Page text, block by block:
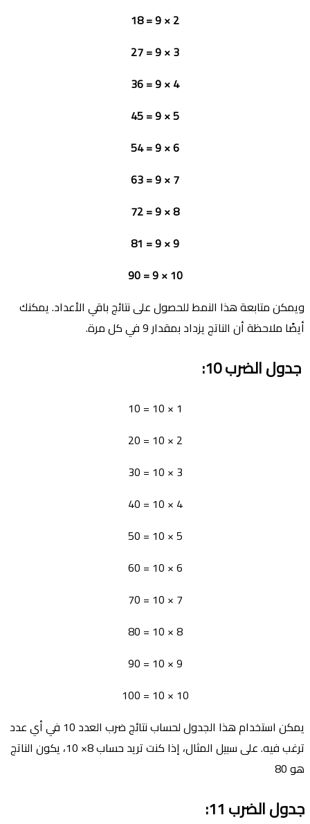
2 × 9 = 18
3 × 9 = 27
4 × 9 = 36
5 × 9 = 45
6 × 9 = 54
7 × 9 = 63
8 × 9 = 72
9 × 9 = 81
10 × 9 = 90
ويمكن متابعة هذا النمط للحصول على نتائج باقي الأعداد. يمكنك
أيضًا ملاحظة أن الناتج يزداد بمقدار 9 في كل مرة.
جدول الضرب10
:
2 × 10 = 20
3 × 10 = 30
4 × 10 = 40
5 × 10 = 50
6 × 10 = 60
7 × 10 = 70
8 × 10 = 80
9 × 10 = 90
10 × 10 = 100
يمكن استخدام هذا الجدول لحساب نتائج ضرب العدد 10 في أي عدد
ترغب فيه. على سبيل المثال، إذا كنت تريد حساب 8× 10، يكون الناتج
هو 80
جدول الضرب11: